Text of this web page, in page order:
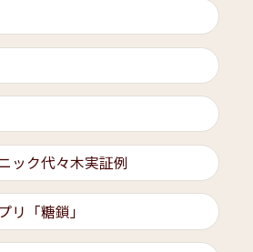
ック代々木実証例
リ「糖鎖」